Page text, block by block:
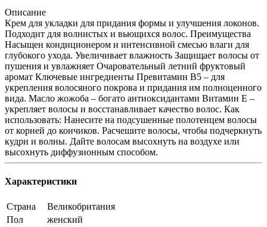
Описание
Крем для укладки для придания формы и улучшения локонов.
Подходит для волнистых и вьющихся волос. Преимущества
Насыщен кондиционером и интенсивной смесью влаги для
глубокого ухода. Увеличивает влажность Защищает волосы от
пушения и увлажняет Очаровательный летний фруктовый
аромат Ключевые ингредиенты Превитамин B5 – для
укрепления волосяного покрова и придания им полноценного
вида. Масло жожоба – богато антиоксидантами Витамин Е –
укрепляет волосы и восстанавливает качество волос. Как
использовать: Нанесите на подсушенные полотенцем волосы
от корней до кончиков. Расчешите волосы, чтобы подчеркнуть
кудри и волны. Дайте волосам высохнуть на воздухе или
высохнуть диффузионным способом.
Характеристики
Страна
Великобритания
Пол
женский